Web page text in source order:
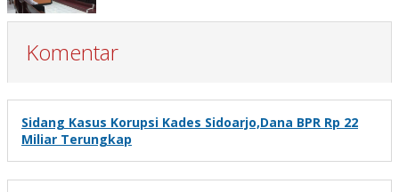
Komentar
Sidang Kasus Korupsi Kades Sidoarjo,Dana BPR Rp 22
Miliar Terungkap